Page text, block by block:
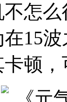
怎
15
顿